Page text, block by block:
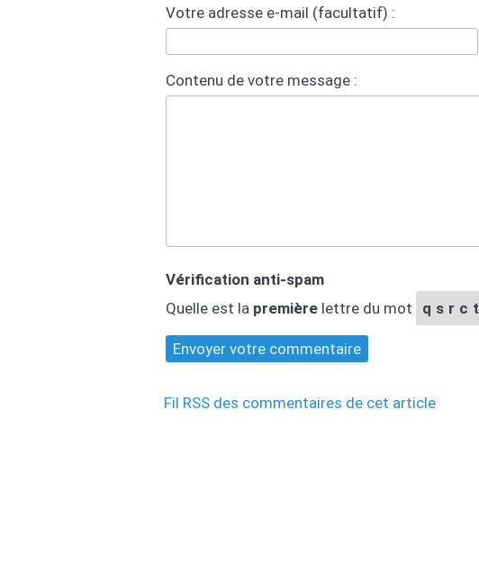
Votre adresse e-mail (facultatif) :
Contenu de votre message :
Vérification anti-spam
Quelle est la première lettre du mot qsrct
Fil RSS des commentaires de cet article